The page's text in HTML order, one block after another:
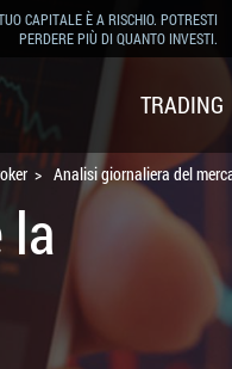
CAPITALE È A RISCHIO. POTRESTI
PERDERE PIÙ DI QUANTO INVESTI.
TRADING
Analisi giornaliera del
la